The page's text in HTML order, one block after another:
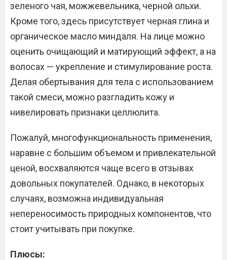
зеленого чая, можжевельника, черной ольхи.
Кроме того, здесь присутствует черная глина и
органическое масло миндаля. На лице можно
оценить очищающий и матирующий эффект, а на
волосах — укрепление и стимулирование роста.
Делая обертывания для тела с использованием
такой смеси, можно разгладить кожу и
нивелировать признаки целлюлита.
Пожалуй, многофункциональность применения,
наравне с большим объемом и привлекательной
ценой, восхваляются чаще всего в отзывах
довольных покупателей. Однако, в некоторых
случаях, возможна индивидуальная
непереносимость природных компонентов, что
стоит учитывать при покупке.
Плюсы: